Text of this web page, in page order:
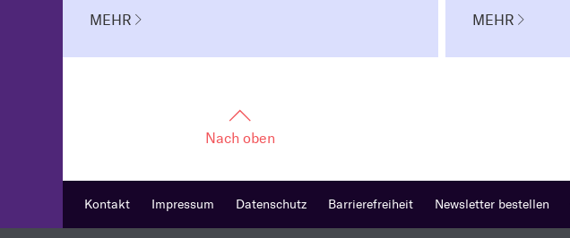
MEHR MEHR
Nach oben
Kontakt Impressum Datenschutz Barrierefreiheit Newsletter bestellen